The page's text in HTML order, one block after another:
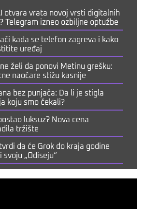
otvara vrata novoj vrsti digitalnih
Telegram izneo ozbiljne optužbe
kada se telefon zagreva i kako
uređaj
želi da ponovi Metinu grešku:
naočare stižu kasnije
bez punjača: Da li je stigla
koju smo čekali?
luksuz? Nova cena
tržište
da će Grok do kraja godine
svoju „Odiseju“